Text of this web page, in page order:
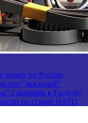
задачу по России
про “москалей”
с выборов в Госдуму
по стране НАТО